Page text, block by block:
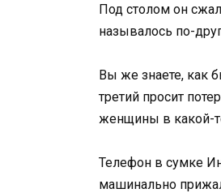
Под столом он
называлось по-
Вы же знаете, как
третий просит
женщины в какой-
Телефон в сумке
машинально